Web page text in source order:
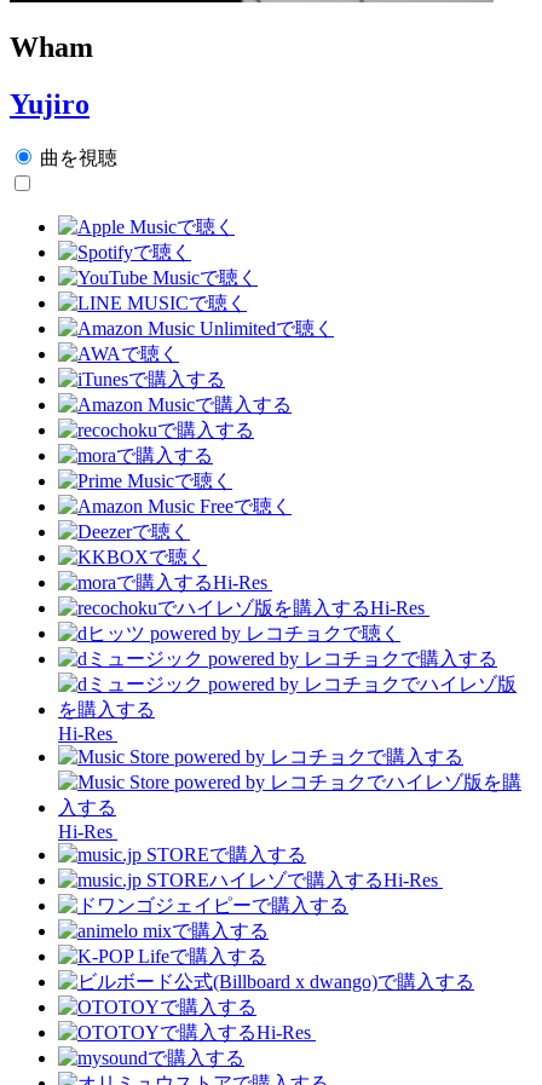
Wham
Yujiro
曲を視聴
Hi-Res
Hi-Res
Hi-Res
Hi-Res
Hi-Res
Hi-Res